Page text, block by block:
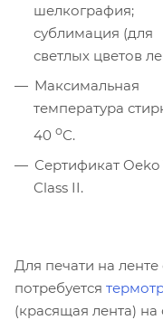
шелкография;
сублимация (для
светлых цветов
Максимальная
температура
40 оС.
Сертификат Oeko
Class II.
Для печати на ленте
потребуется
(красящая лента)